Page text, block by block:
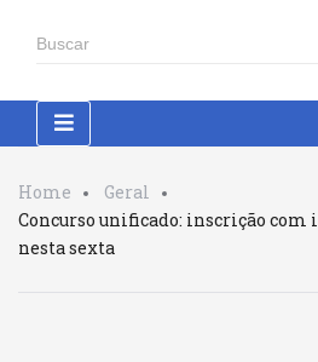
Home
Geral
Concurso unificado: inscrição com
nesta sexta